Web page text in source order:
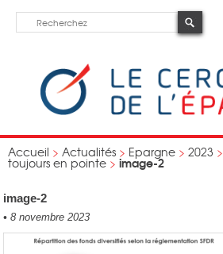
Accueil > Actualités > Epargne > 2023 >
toujours en pointe > image-2
image-2
• 8 novembre 2023